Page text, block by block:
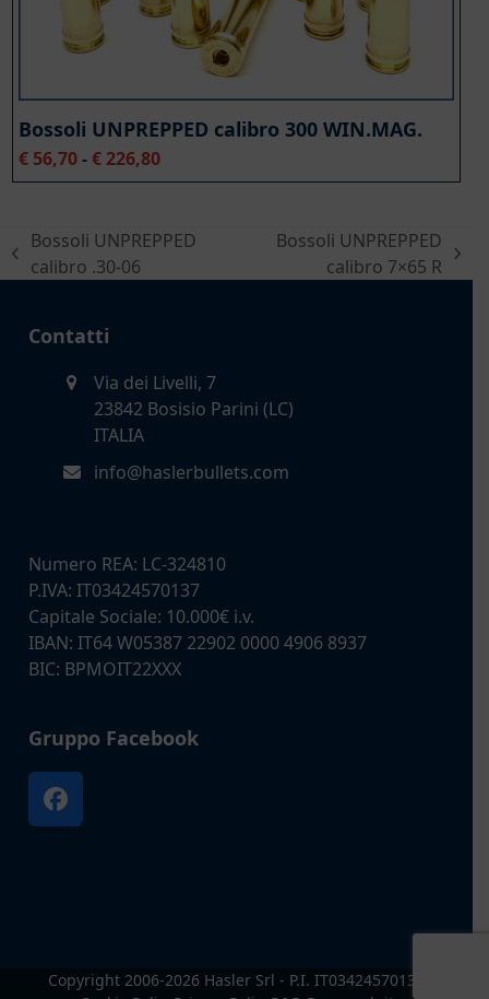
Bossoli UNPREPPED calibro 300 WIN.MAG.
€56,70-€226,80Fascia
di
da
€ 56,70
a
post
Bossoli UNPREPPED
calibro .30-06
Bossoli UNPREPPED
calibro 7×65 R
Contatti
Via dei Livelli, 7
23842 Bosisio Parini (LC)
ITALIA
info@haslerbullets.com
Numero REA: LC-324810
P.IVA: IT03424570137
Capitale Sociale: 10.000€ i.v.
IBAN: IT64 W05387 22902 0000 4906 8937
BIC: BPMOIT22XXX
Gruppo Facebook
Facebook
Copyright 2006-2026 Hasler Srl - P.I. IT03424570137